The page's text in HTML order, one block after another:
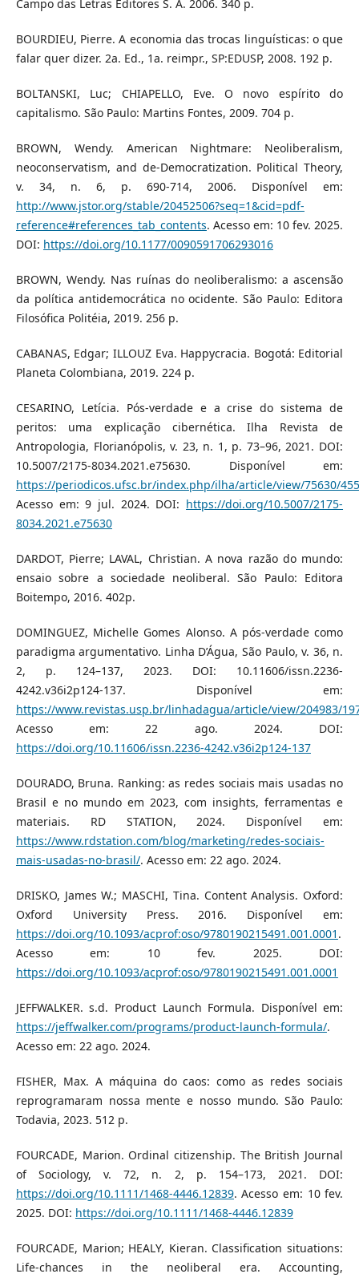
Campo das Letras Editores S. A. 2006. 340 p.
BOURDIEU, Pierre. A economia das trocas linguísticas: o que
falar quer dizer. 2a. Ed., 1a. reimpr., SP:EDUSP, 2008. 192 p.
BOLTANSKI, Luc; CHIAPELLO, Eve. O novo espírito do
capitalismo. São Paulo: Martins Fontes, 2009. 704 p.
BROWN, Wendy. American Nightmare: Neoliberalism,
neoconservatism, and de-Democratization. Political Theory,
v. 34, n. 6, p. 690-714, 2006. Disponível em:
http://www.jstor.org/stable/20452506?seq=1&cid=pdf-
reference#references_tab_contents. Acesso em: 10 fev. 2025.
DOI: https://doi.org/10.1177/0090591706293016
BROWN, Wendy. Nas ruínas do neoliberalismo: a ascensão
da política antidemocrática no ocidente. São Paulo: Editora
Filosófica Politéia, 2019. 256 p.
CABANAS, Edgar; ILLOUZ Eva. Happycracia. Bogotá: Editorial
Planeta Colombiana, 2019. 224 p.
CESARINO, Letícia. Pós-verdade e a crise do sistema de
peritos: uma explicação cibernética. Ilha Revista de
Antropologia, Florianópolis, v. 23, n. 1, p. 73–96, 2021. DOI:
10.5007/2175-8034.2021.e75630. Disponível em:
https://periodicos.ufsc.br/index.php/ilha/article/view/75630/
Acesso em: 9 jul. 2024. DOI: https://doi.org/10.5007/2175-
8034.2021.e75630
DARDOT, Pierre; LAVAL, Christian. A nova razão do mundo:
ensaio sobre a sociedade neoliberal. São Paulo: Editora
Boitempo, 2016. 402p.
DOMINGUEZ, Michelle Gomes Alonso. A pós-verdade como
paradigma argumentativo. Linha D’Água, São Paulo, v. 36, n.
2, p. 124–137, 2023. DOI: 10.11606/issn.2236-
4242.v36i2p124-137. Disponível em:
https://www.revistas.usp.br/linhadagua/article/view/204983/
Acesso em: 22 ago. 2024. DOI:
https://doi.org/10.11606/issn.2236-4242.v36i2p124-137
DOURADO, Bruna. Ranking: as redes sociais mais usadas no
Brasil e no mundo em 2023, com insights, ferramentas e
materiais. RD STATION, 2024. Disponível em:
https://www.rdstation.com/blog/marketing/redes-sociais-
mais-usadas-no-brasil/. Acesso em: 22 ago. 2024.
DRISKO, James W.; MASCHI, Tina. Content Analysis. Oxford:
Oxford University Press. 2016. Disponível em:
https://doi.org/10.1093/acprof:oso/9780190215491.001.0001 .
Acesso em: 10 fev. 2025. DOI:
https://doi.org/10.1093/acprof:oso/9780190215491.001.0001
JEFFWALKER. s.d. Product Launch Formula. Disponível em:
https://jeffwalker.com/programs/product-launch-formula/.
Acesso em: 22 ago. 2024.
FISHER, Max. A máquina do caos: como as redes sociais
reprogramaram nossa mente e nosso mundo. São Paulo:
Todavia, 2023. 512 p.
FOURCADE, Marion. Ordinal citizenship. The British Journal
of Sociology, v. 72, n. 2, p. 154–173, 2021. DOI:
https://doi.org/10.1111/1468-4446.12839. Acesso em: 10 fev.
2025. DOI: https://doi.org/10.1111/1468-4446.12839
FOURCADE, Marion; HEALY, Kieran. Classification situations:
Life-chances in the neoliberal era. Accounting,